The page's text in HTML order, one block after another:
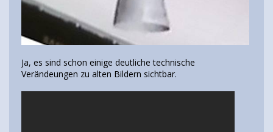
Ja, es sind schon einige deutliche technische
Verändeungen zu alten Bildern sichtbar.